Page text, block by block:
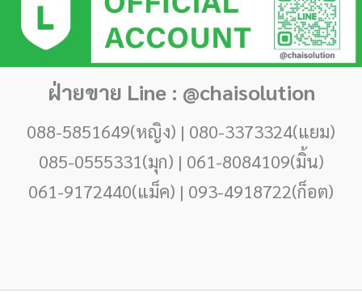
ฝ่ายขาย Line : @chaisolution
088-5851649(หญิง) | 080-3373324(แยม)
085-0555331(มุก) | 061-8084109(มิ้น)
061-9172440(แม็ค) | 093-4918722(ก็อต)